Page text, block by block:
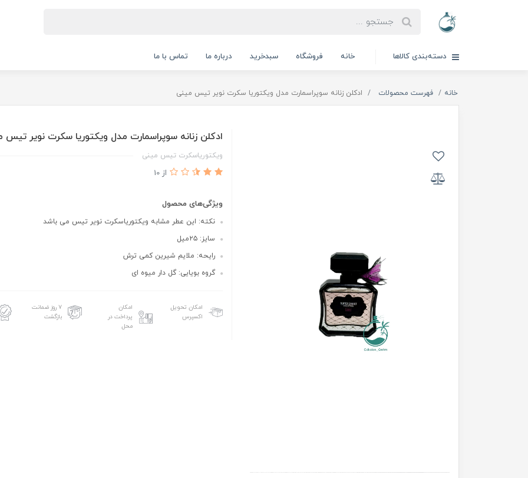
دسته‌بندی کالاها خانه فروشگاه سبدخرید درباره ما تماس با ما
خانه فهرست محصولات ادکلن زنانه سوپراسمارت مدل ویکتوریا سکرت نویر تیس مینی
ادکلن زنانه سوپراسمارت مدل ویکتوریا سکرت نویر تیس
ویکتوریاسکرت تیس مینی
از 10
ویژگی‌های محصول
نکته: این عطر مشابه ویکتوریاسکرت نویر تیس می باشد
سایز: ۲۵میل
رایحه: ملایم شیرین کمی ترش
گروه بویایی: گل دار میوه ای
امکان تحویل
اکسپرس
امکان
پرداخت در
محل
۷ روز ضمانت
بازگشت